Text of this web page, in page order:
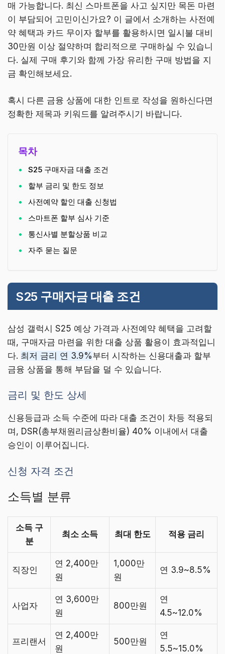
매 가능합니다. 최신 스마트폰을 사고 싶지만 목돈 마련
이 부담되어 고민이신가요? 이 글에서 소개하는 사전예
약 혜택과 카드 무이자 할부를 활용하시면 일시불 대비
30만원 이상 절약하며 합리적으로 구매하실 수 있습니
다. 실제 구매 후기와 함께 가장 유리한 구매 방법을 지
금 확인해보세요.
혹시 다른 금융 상품에 대한 인트로 작성을 원하신다면
정확한 제목과 키워드를 알려주시기 바랍니다.
목차
S25 구매자금 대출 조건
할부 금리 및 한도 정보
사전예약 할인 대출 신청법
스마트폰 할부 심사 기준
통신사별 분할상품 비교
자주 묻는 질문
S25 구매자금 대출 조건
삼성 갤럭시 S25 예상 가격과 사전예약 혜택을 고려할
때, 구매자금 마련을 위한 대출 상품 활용이 효과적입니
다. 최저 금리 연 3.9%부터 시작하는 신용대출과 할부
금융 상품을 통해 부담을 덜 수 있습니다.
금리 및 한도 상세
신용등급과 소득 수준에 따라 대출 조건이 차등 적용되
며, DSR(총부채원리금상환비율) 40% 이내에서 대출
승인이 이루어집니다.
신청 자격 조건
소득별 분류
소득 구
분
최소 소득 최대 한도 적용 금리
직장인
연 2,400만
원
1,000만
원
연 3.9~8.5%
사업자
연 3,600만
원
800만원
연
4.5~12.0%
프리랜서
연 2,400만
원
500만원
연
5.5~15.0%